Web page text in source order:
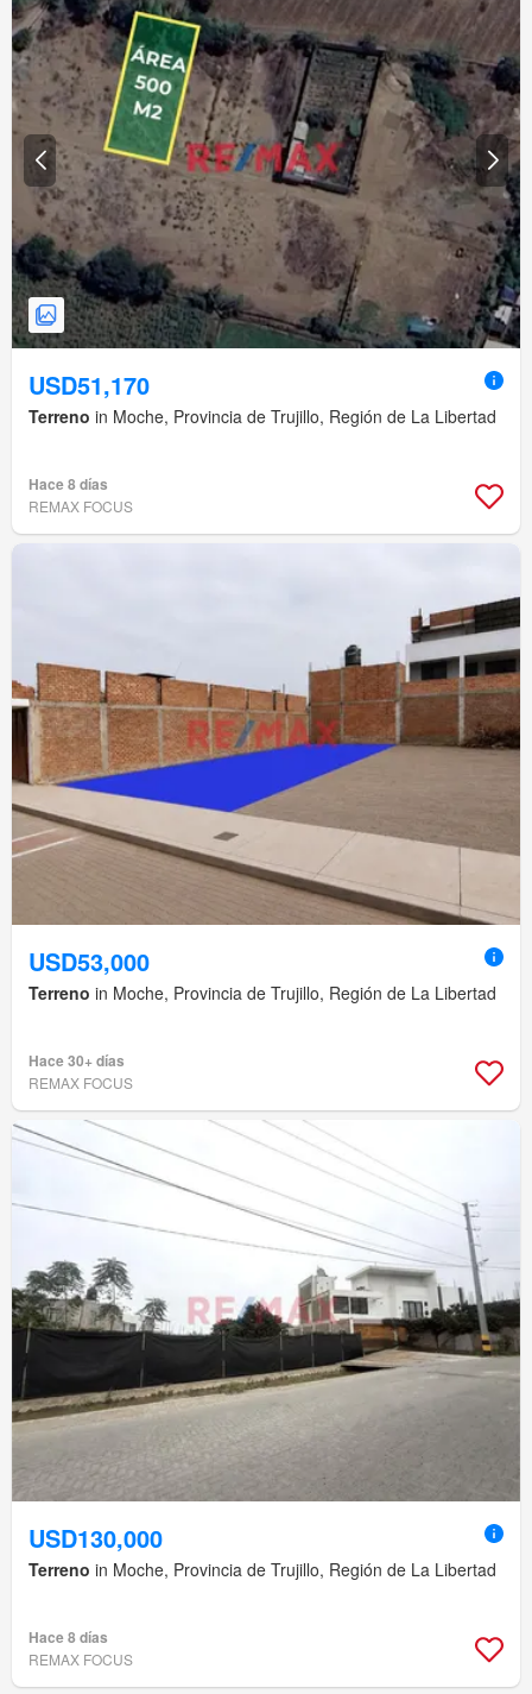
USD51,170
Terreno in Moche, Provincia de Trujillo, Región de La Libertad
Hace 8 días
REMAX FOCUS
USD53,000
Terreno in Moche, Provincia de Trujillo, Región de La Libertad
Hace 30+ días
REMAX FOCUS
USD130,000
Terreno in Moche, Provincia de Trujillo, Región de La Libertad
Hace 8 días
REMAX FOCUS